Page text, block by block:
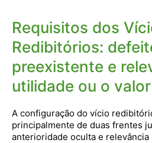
Requisitos dos
Redibitórios:
preexistente e
utilidade ou o
A configuração do vício
principalmente de duas frentes
anterioridade oculta e